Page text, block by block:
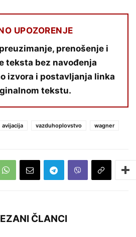
UPOZORENJE
prenošenje i
teksta bez navođenja
izvora i postavljanja linka
tekstu.
avijacija vazduhoplovstvo wagner
ČLANCI